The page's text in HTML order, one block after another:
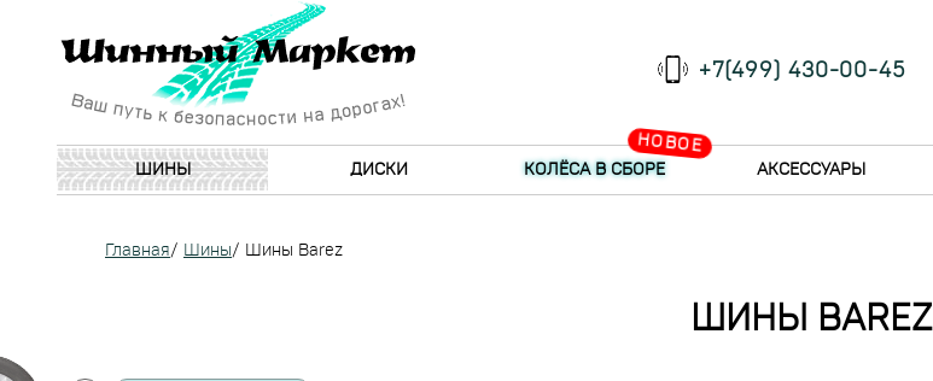
+7(499) 430-00-45
ШИНЫ ДИСКИ
НОВОЕ
КОЛЁСА В СБОРЕ АКСЕССУАРЫ
Главная/ Шины/ Шины Barez
ШИНЫ BAREZ